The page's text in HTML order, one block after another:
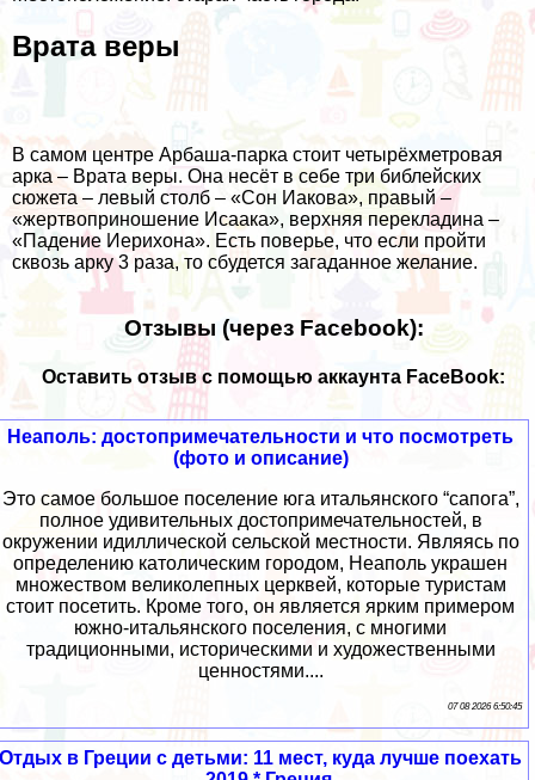
Врата веры
В самом центре Арбаша-парка стоит четырёхметровая
арка – Врата веры. Она несёт в себе три библейских
сюжета – левый столб – «Сон Иакова», правый –
«жертвоприношение Исаака», верхняя перекладина –
«Падение Иерихона». Есть поверье, что если пройти
сквозь арку 3 раза, то сбудется загаданное желание.
Отзывы (через Facebook):
Оставить отзыв с помощью аккаунта FaceBook:
Неаполь: достопримечательности и что посмотреть
(фото и описание)
Это самое большое поселение юга итальянского “сапога”,
полное удивительных достопримечательностей, в
окружении идиллической сельской местности. Являясь по
определению католическим городом, Неаполь украшен
множеством великолепных церквей, которые туристам
стоит посетить. Кроме того, он является ярким примером
южно-итальянского поселения, с многими
традиционными, историческими и художественными
ценностями....
07 08 2026 6:50:45
Отдых в Греции с детьми: 11 мест, куда лучше поехать